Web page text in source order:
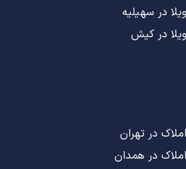
در سهیلیه
در کیش
در تهران
در همدان